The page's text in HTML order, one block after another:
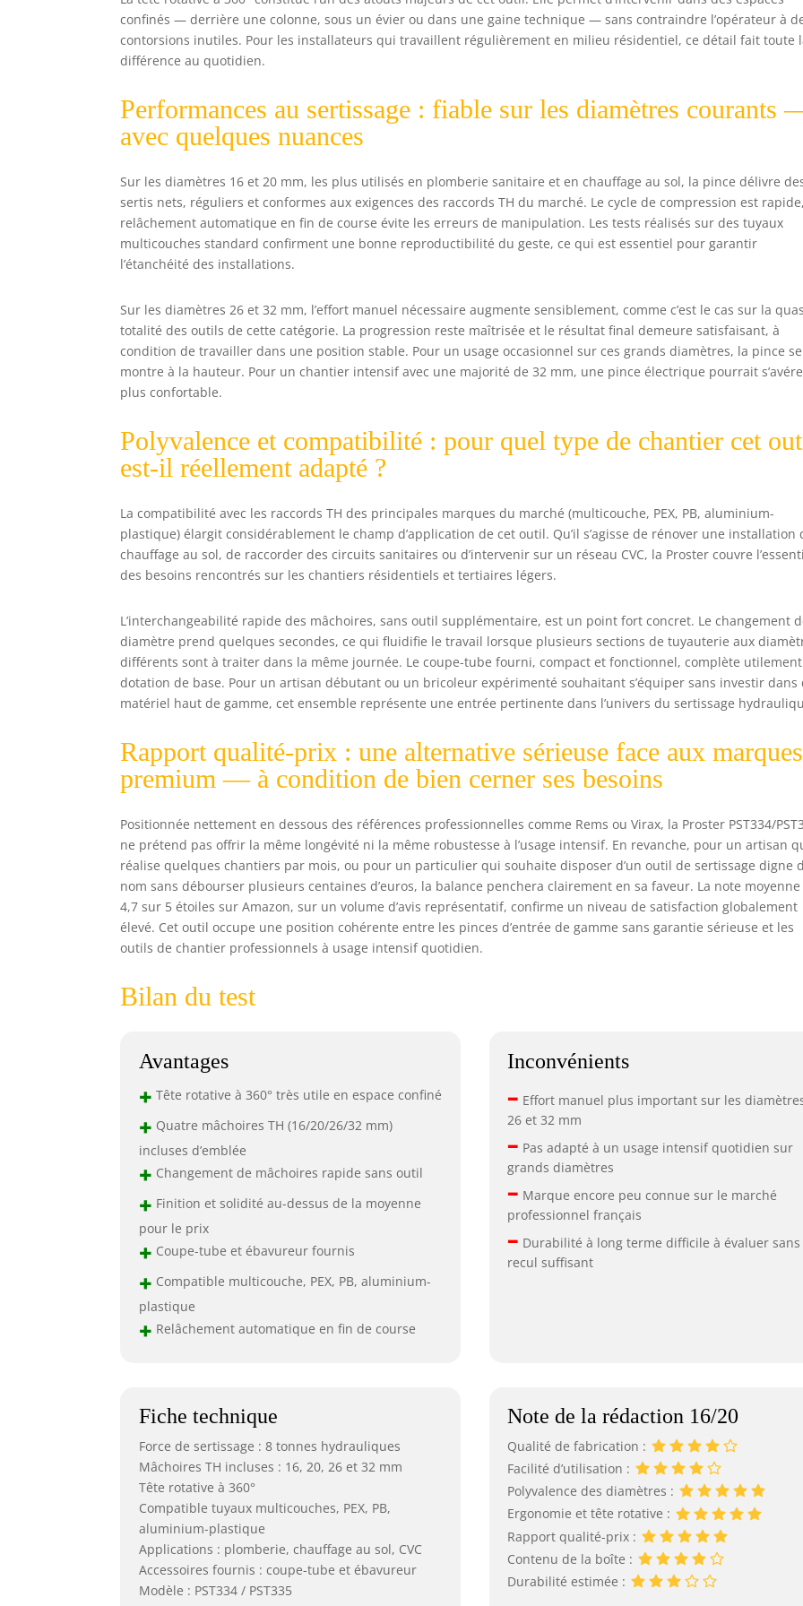
confinés — derrière une colonne, sous un évier ou dans une gaine technique — sans contraindre l’opérateur à
contorsions inutiles. Pour les installateurs qui travaillent régulièrement en milieu résidentiel, ce détail fait toute
différence au quotidien.
Performances au sertissage : fiable sur les diamètres courants
avec quelques nuances
Sur les diamètres 16 et 20 mm, les plus utilisés en plomberie sanitaire et en chauffage au sol, la pince délivre
sertis nets, réguliers et conformes aux exigences des raccords TH du marché. Le cycle de compression est
relâchement automatique en fin de course évite les erreurs de manipulation. Les tests réalisés sur des tuyaux
multicouches standard confirment une bonne reproductibilité du geste, ce qui est essentiel pour garantir
l’étanchéité des installations.
Sur les diamètres 26 et 32 mm, l’effort manuel nécessaire augmente sensiblement, comme c’est le cas sur la
totalité des outils de cette catégorie. La progression reste maîtrisée et le résultat final demeure satisfaisant, à
condition de travailler dans une position stable. Pour un usage occasionnel sur ces grands diamètres, la pince se
montre à la hauteur. Pour un chantier intensif avec une majorité de 32 mm, une pince électrique pourrait
plus confortable.
Polyvalence et compatibilité : pour quel type de chantier cet
est-il réellement adapté ?
La compatibilité avec les raccords TH des principales marques du marché (multicouche, PEX, PB, aluminium-
plastique) élargit considérablement le champ d’application de cet outil. Qu’il s’agisse de rénover une installation
chauffage au sol, de raccorder des circuits sanitaires ou d’intervenir sur un réseau CVC, la Proster couvre
des besoins rencontrés sur les chantiers résidentiels et tertiaires légers.
L’interchangeabilité rapide des mâchoires, sans outil supplémentaire, est un point fort concret. Le changement
diamètre prend quelques secondes, ce qui fluidifie le travail lorsque plusieurs sections de tuyauterie aux
différents sont à traiter dans la même journée. Le coupe-tube fourni, compact et fonctionnel, complète
dotation de base. Pour un artisan débutant ou un bricoleur expérimenté souhaitant s’équiper sans investir dans
matériel haut de gamme, cet ensemble représente une entrée pertinente dans l’univers du sertissage
Rapport qualité-prix : une alternative sérieuse face aux marques
premium — à condition de bien cerner ses besoins
Positionnée nettement en dessous des références professionnelles comme Rems ou Virax, la Proster PST334/
ne prétend pas offrir la même longévité ni la même robustesse à l’usage intensif. En revanche, pour un artisan
réalise quelques chantiers par mois, ou pour un particulier qui souhaite disposer d’un outil de sertissage digne
nom sans débourser plusieurs centaines d’euros, la balance penchera clairement en sa faveur. La note moyenne
4,7 sur 5 étoiles sur Amazon, sur un volume d’avis représentatif, confirme un niveau de satisfaction globalement
élevé. Cet outil occupe une position cohérente entre les pinces d’entrée de gamme sans garantie sérieuse et les
outils de chantier professionnels à usage intensif quotidien.
Bilan du test
Avantages
+ Tête rotative à 360° très utile en espace confiné
+ Quatre mâchoires TH (16/20/26/32 mm)
incluses d’emblée
+ Changement de mâchoires rapide sans outil
+ Finition et solidité au-dessus de la moyenne
pour le prix
+ Coupe-tube et ébavureur fournis
+ Compatible multicouche, PEX, PB, aluminium-
plastique
+ Relâchement automatique en fin de course
Inconvénients
– Effort manuel plus important sur les
26 et 32 mm
– Pas adapté à un usage intensif quotidien sur
grands diamètres
– Marque encore peu connue sur le marché
professionnel français
– Durabilité à long terme difficile à évaluer sans
recul suffisant
Fiche technique
Force de sertissage : 8 tonnes hydrauliques
Mâchoires TH incluses : 16, 20, 26 et 32 mm
Tête rotative à 360°
Compatible tuyaux multicouches, PEX, PB,
aluminium-plastique
Applications : plomberie, chauffage au sol, CVC
Accessoires fournis : coupe-tube et ébavureur
Modèle : PST334 / PST335
Note de la rédaction 16/20
Qualité de fabrication :
Facilité d’utilisation :
Polyvalence des diamètres :
Ergonomie et tête rotative :
Rapport qualité-prix :
Contenu de la boîte :
Durabilité estimée :